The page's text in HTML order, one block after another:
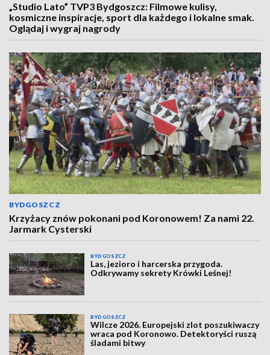
„Studio Lato” TVP3 Bydgoszcz: Filmowe kulisy,
kosmiczne inspiracje, sport dla każdego i lokalne smak.
Oglądaj i wygraj nagrody
BYDGOSZCZ
Krzyżacy znów pokonani pod Koronowem! Za nami 22.
Jarmark Cysterski
BYDGOSZCZ
Las, jezioro i harcerska przygoda.
Odkrywamy sekrety Krówki Leśnej!
BYDGOSZCZ
Wilcze 2026. Europejski zlot poszukiwaczy
wraca pod Koronowo. Detektoryści ruszą
śladami bitwy